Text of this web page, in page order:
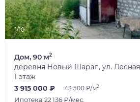
1/10
Дом, 90 м2
деревня Новый Шарап, ул. Лесная
1 этаж
3 915 000 ₽
43 500 ₽/м2
Ипотека 22 136 ₽/мес.